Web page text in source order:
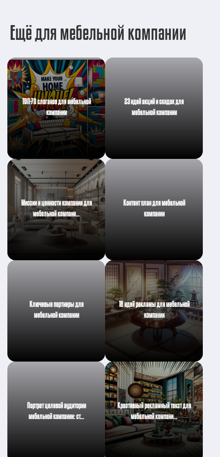
Ещё для мебельной компании
ТОП-70 слоганов для мебельной
компании
23 идей акций и скидок для
мебельной компании
Миссии и ценности компании для
мебельной компани…
Контент план для мебельной
компании
Ключевые партнеры для
мебельной компании
18 идей рекламы для мебельной
компании
Портрет целевой аудитории
мебельной компании: ст…
Креативный рекламный текст для
мебельной компани…